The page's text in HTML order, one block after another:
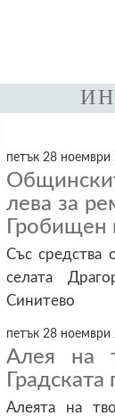
петък 28
лева за
Гробищен
Със средства
селата
Синитево
петък 28
Алея на
Градската
Алеята на